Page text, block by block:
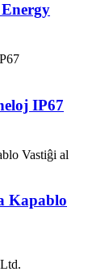
IP67
Kapablo